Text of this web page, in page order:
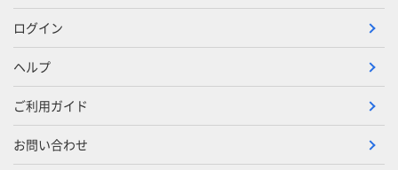
ログイン
ヘルプ
ご利用ガイド
お問い合わせ